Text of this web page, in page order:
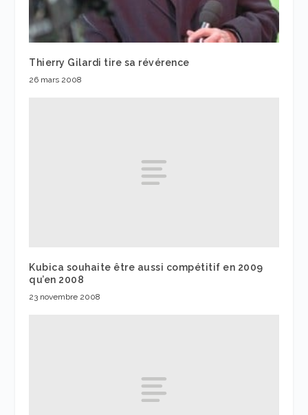
Thierry Gilardi tire sa révérence
26 mars 2008
Kubica souhaite être aussi compétitif en 2009
qu’en 2008
23 novembre 2008